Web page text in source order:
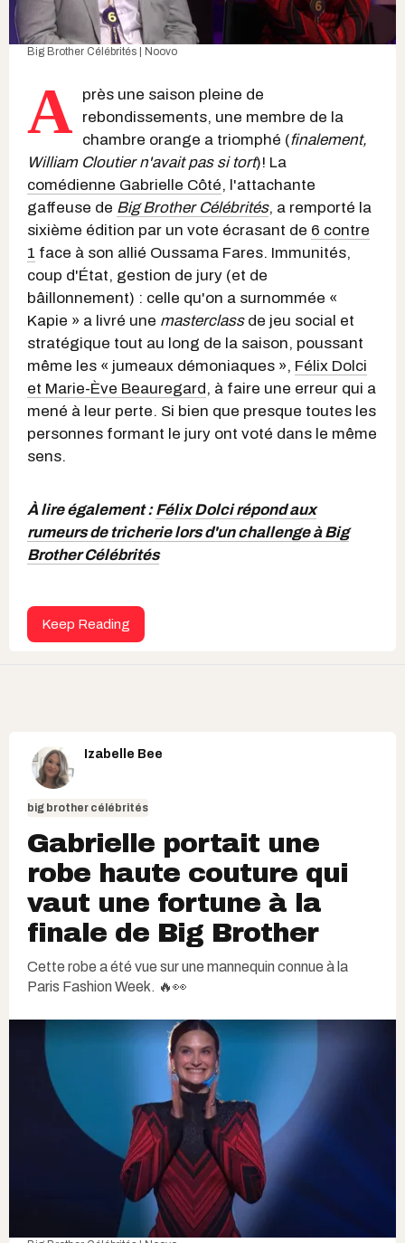
Big Brother Célébrités | Noovo
A
près une saison pleine de
rebondissements, une membre de la
chambre orange a triomphé (finalement,
William Cloutier n'avait pas si tort)! La
comédienne Gabrielle Côté, l'attachante
gaffeuse de Big Brother Célébrités, a remporté la
sixième édition par un vote écrasant de 6 contre
1 face à son allié Oussama Fares. Immunités,
coup d'État, gestion de jury (et de
bâillonnement) : celle qu'on a surnommée «
Kapie » a livré une masterclassde jeu social et
stratégique tout au long de la saison, poussant
même les « jumeaux démoniaques », Félix Dolci
et Marie-Ève Beauregard , à faire une erreur qui a
mené à leur perte. Si bien que presque toutes les
personnes formant le jury ont voté dans le même
sens.
À lire également :Félix Dolci répond aux
rumeurs de tricherie lors d'un challenge à Big
Brother Célébrités
Keep Reading
Izabelle Bee
big brother célébrités
Gabrielle portait une
robe haute couture qui
vaut une fortune à la
finale de Big Brother
Cette robe a été vue sur une mannequin connue à la
Paris Fashion Week. 🔥👀